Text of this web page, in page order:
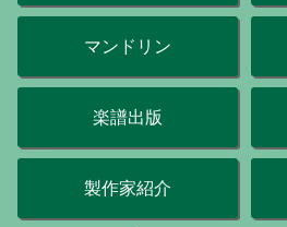
マンドリン
楽譜出版
製作家紹介